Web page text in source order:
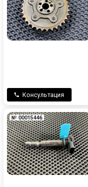
Консультация
№ 00015446